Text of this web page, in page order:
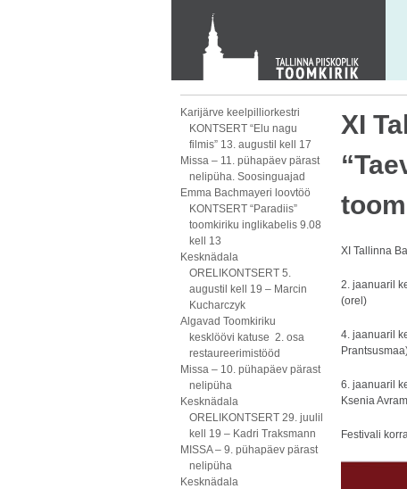
KONTAKT
Toom-Kooli 6, 10130 TALLINN
tallinna.toom@eelk.ee
Karijärve keelpilliorkestri
KONTSERT “Elu nagu
filmis” 13. augustil kell 17
Missa – 11. pühapäev pärast
nelipüha. Soosinguajad
Emma Bachmayeri loovtöö
KONTSERT “Paradiis”
toomkiriku inglikabelis 9.08
kell 13
Kesknädala
ORELIKONTSERT 5.
augustil kell 19 – Marcin
Kucharczyk
Algavad Toomkiriku
kesklöövi katuse 2. osa
restaureerimistööd
Missa – 10. pühapäev pärast
nelipüha
Kesknädala
ORELIKONTSERT 29. juulil
kell 19 – Kadri Traksmann
MISSA – 9. pühapäev pärast
nelipüha
Kesknädala
XI
XI Tallinna
2. jaanuaril
(orel)
4. jaanuaril
6. jaanuaril
Ksenia
Festivali